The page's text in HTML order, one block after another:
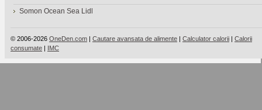
Somon Ocean Sea Lidl
© 2006-2026 OneDen.com | Cautare avansata de alimente | Calculator calorii | Calorii
consumate | IMC